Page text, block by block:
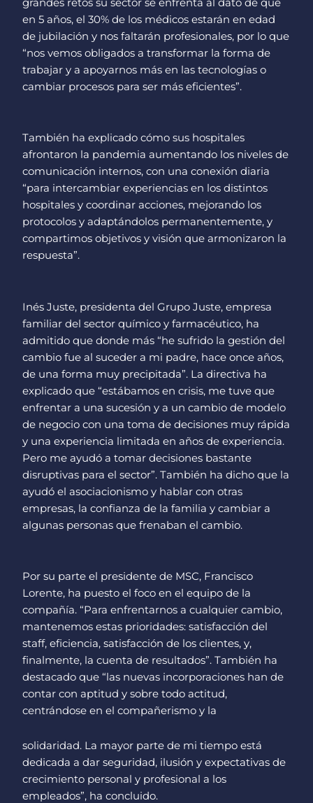
grandes retos su sector se enfrenta al dato de que
en 5 años, el 30% de los médicos estarán en edad
de jubilación y nos faltarán profesionales, por lo que
“nos vemos obligados a transformar la forma de
trabajar y a apoyarnos más en las tecnologías o
cambiar procesos para ser más eficientes”.
También ha explicado cómo sus hospitales
afrontaron la pandemia aumentando los niveles de
comunicación internos, con una conexión diaria
“para intercambiar experiencias en los distintos
hospitales y coordinar acciones, mejorando los
protocolos y adaptándolos permanentemente, y
compartimos objetivos y visión que armonizaron la
respuesta”.
Inés Juste, presidenta del Grupo Juste, empresa
familiar del sector químico y farmacéutico, ha
admitido que donde más “he sufrido la gestión del
cambio fue al suceder a mi padre, hace once años,
de una forma muy precipitada”. La directiva ha
explicado que “estábamos en crisis, me tuve que
enfrentar a una sucesión y a un cambio de modelo
de negocio con una toma de decisiones muy rápida
y una experiencia limitada en años de experiencia.
Pero me ayudó a tomar decisiones bastante
disruptivas para el sector”. También ha dicho que la
ayudó el asociacionismo y hablar con otras
empresas, la confianza de la familia y cambiar a
algunas personas que frenaban el cambio.
Por su parte el presidente de MSC, Francisco
Lorente, ha puesto el foco en el equipo de la
compañía. “Para enfrentarnos a cualquier cambio,
mantenemos estas prioridades: satisfacción del
staff, eficiencia, satisfacción de los clientes, y,
finalmente, la cuenta de resultados”. También ha
destacado que “las nuevas incorporaciones han de
contar con aptitud y sobre todo actitud,
centrándose en el compañerismo y la
solidaridad. La mayor parte de mi tiempo está
dedicada a dar seguridad, ilusión y expectativas de
crecimiento personal y profesional a los
empleados”, ha concluido.